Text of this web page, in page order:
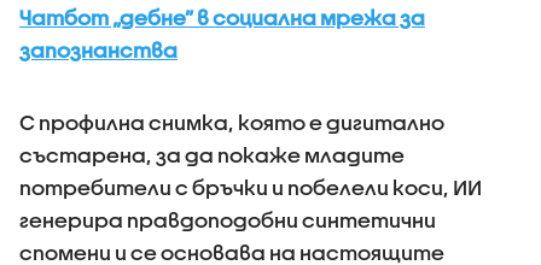
Чатбот „дебне” в социална мрежа за
запознанства
С профилна снимка, която е дигитално
състарена, за да покаже младите
потребители с бръчки и побелели коси, ИИ
генерира правдоподобни синтетични
спомени и се основава на настоящите